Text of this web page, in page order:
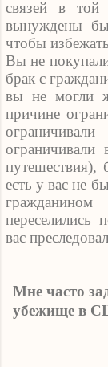
связей в
вынуждены
чтобы
Вы не
брак с
вы не могли
причине
путешествия),
есть у вас не
гражданином
переселились
вас
Мне часто
убежище в